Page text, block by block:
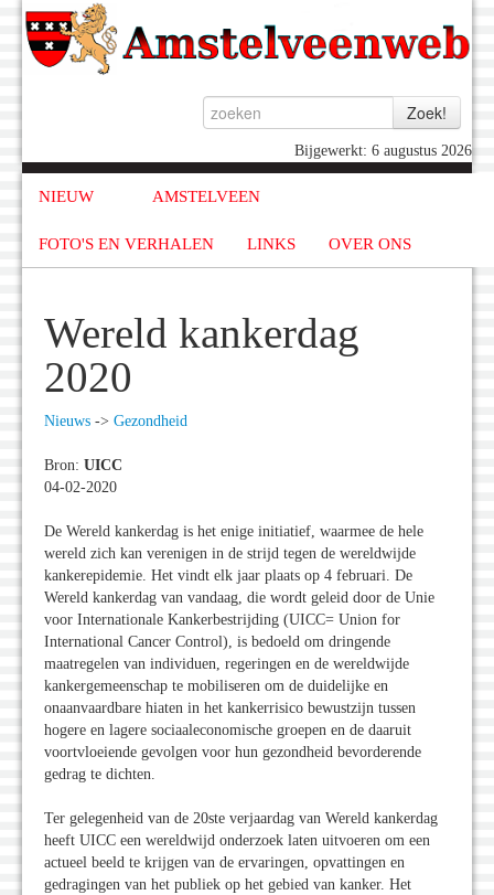
Bijgewerkt: 6 augustus 2026
NIEUW AMSTELVEEN
FOTO'S EN VERHALEN LINKS OVER ONS
Wereld kankerdag
2020
Nieuws -> Gezondheid
Bron: UICC
04-02-2020
De Wereld kankerdag is het enige initiatief, waarmee de hele
wereld zich kan verenigen in de strijd tegen de wereldwijde
kankerepidemie. Het vindt elk jaar plaats op 4 februari. De
Wereld kankerdag van vandaag, die wordt geleid door de Unie
voor Internationale Kankerbestrijding (UICC= Union for
International Cancer Control), is bedoeld om dringende
maatregelen van individuen, regeringen en de wereldwijde
kankergemeenschap te mobiliseren om de duidelijke en
onaanvaardbare hiaten in het kankerrisico bewustzijn tussen
hogere en lagere sociaaleconomische groepen en de daaruit
voortvloeiende gevolgen voor hun gezondheid bevorderende
gedrag te dichten.
Ter gelegenheid van de 20ste verjaardag van Wereld kankerdag
heeft UICC een wereldwijd onderzoek laten uitvoeren om een
actueel beeld te krijgen van de ervaringen, opvattingen en
gedragingen van het publiek op het gebied van kanker. Het